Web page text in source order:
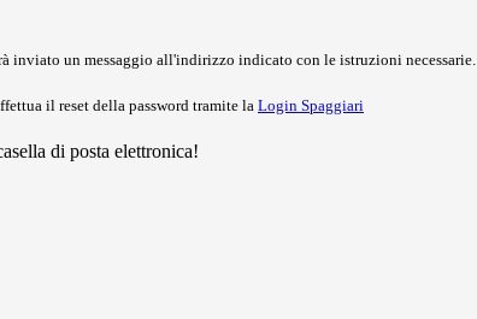
inviato un messaggio all'indirizzo indicato con le istruzioni necessarie.
il reset della password tramite la Login Spaggiari
di posta elettronica!